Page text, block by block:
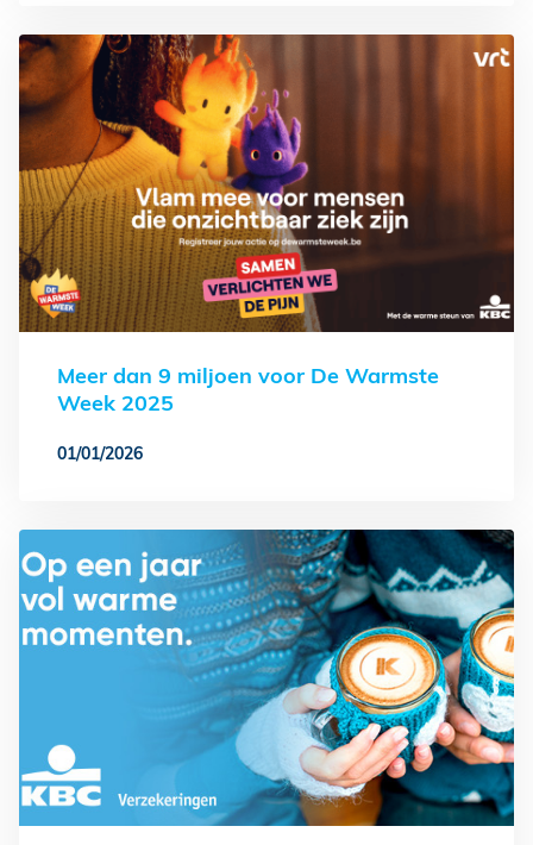
Meer dan 9 miljoen voor De Warmste
Week 2025
01/01/2026